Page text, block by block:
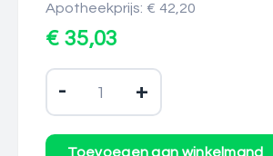
Apotheekprijs: € 42,20
€ 35,03
- +